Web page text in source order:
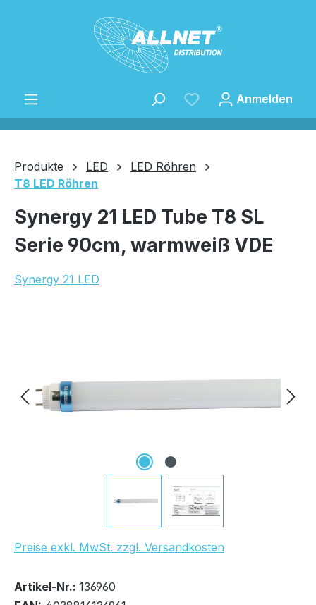
Zum Hauptinhalt springen
Speichern
Anmelden
Produkte LED
LED Röhren
T8 LED Röhren
Synergy 21 LED Tube T8 SL
Serie 90cm, warmweiß VDE
Synergy 21 LED
UVP Netto: 18,72 €
Preise exkl. MwSt. zzgl. Versandkosten
Bestand:82x
Sofort verfügbar, Lieferzeit: 1-2 Tage
Artikel-Nr.: 136960